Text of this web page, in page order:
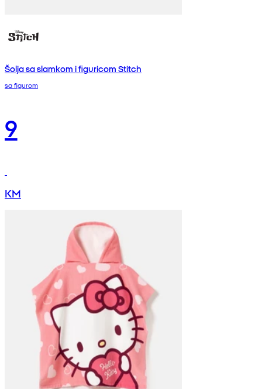
Šolja sa slamkom i figuricom Stitch
sa figurom
9
KM